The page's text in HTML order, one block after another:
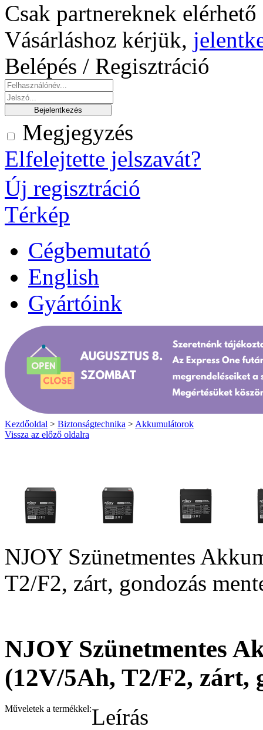
Csak partnereknek
Vásárláshoz kérjük,
Belépés / Regisztráció
Megjegyzés
Elfelejtette jelszavát?
Új regisztráció
Térkép
Cégbemutató
English
Gyártóink
Kezdőoldal > Biztonságtechnika > Akkumulátorok
Vissza az előző oldalra
NJOY Szünetmentes
T2/F2, zárt, gondozás
NJOY Szünetmentes
(12V/5Ah, T2/F2, zárt,
Műveletek a termékkel:Leírás